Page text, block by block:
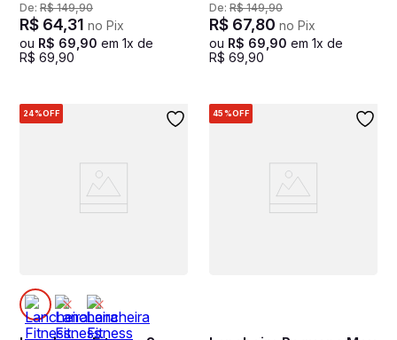
De: R$ 149,90
R$ 64,31 no Pix
ou R$ 69,90 em 1x de
R$ 69,90
De: R$ 149,90
R$ 67,80 no Pix
ou R$ 69,90 em 1x de
R$ 69,90
24%OFF 45%OFF